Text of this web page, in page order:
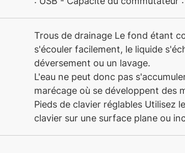
Trous de drainage Le fond étant
s'écouler facilement, le liquide
déversement ou un lavage.
L'eau ne peut donc pas
marécage où se développent des
Pieds de clavier réglables Utilisez
clavier sur une surface plane ou